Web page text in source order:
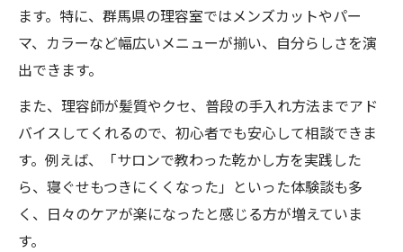
ます。特に、群馬県の理容室ではメンズカットやパー
マ、カラーなど幅広いメニューが揃い、自分らしさを演
出できます。
また、理容師が髪質やクセ、普段の手入れ方法までアド
バイスしてくれるので、初心者でも安心して相談できま
す。例えば、「サロンで教わった乾かし方を実践した
ら、寝ぐせもつきにくくなった」といった体験談も多
く、日々のケアが楽になったと感じる方が増えていま
す。